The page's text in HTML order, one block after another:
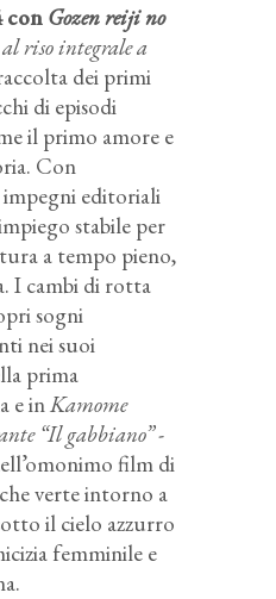
con Gozen reiji no
riso integrale a
dei primi
di episodi
il primo amore e
Con
impegni editoriali
stabile per
a tempo pieno,
I cambi di rotta
sogni
nei suoi
prima
e inKamome
“Il gabbiano”-
film di
verte intorno a
il cielo azzurro
femminile e